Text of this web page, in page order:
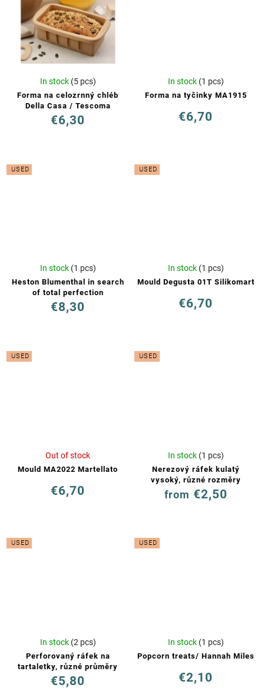
Forma na celozrnný chléb
Della Casa / Tescoma
In stock (5 pcs)
€6,30
Forma na tyčinky MA1915
In stock (1 pcs)
€6,70
USED
Heston Blumenthal in search
of total perfection
In stock (1 pcs)
€8,30
USED
Mould Degusta 01T Silikomart
In stock (1 pcs)
€6,70
USED
Mould MA2022 Martellato
Out of stock
€6,70
USED
Nerezový ráfek kulatý
vysoký, různé rozměry
In stock (1 pcs)
from €2,50
USED
Perforovaný ráfek na
tartaletky, různé průměry
In stock (2 pcs)
€5,80
USED
Popcorn treats/ Hannah Miles
In stock (1 pcs)
€2,10